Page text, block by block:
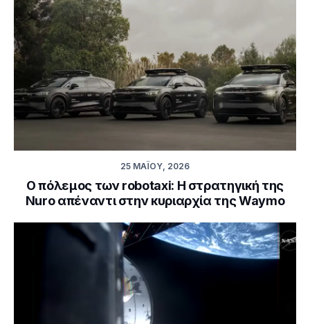
25 ΜΑΪ́ΟΥ, 2026
Ο πόλεμος των robotaxi: Η στρατηγική της
Nuro απέναντι στην κυριαρχία της Waymo